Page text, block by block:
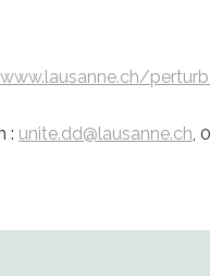
www.lausanne.ch/
: unite.dd@lausanne.ch ,